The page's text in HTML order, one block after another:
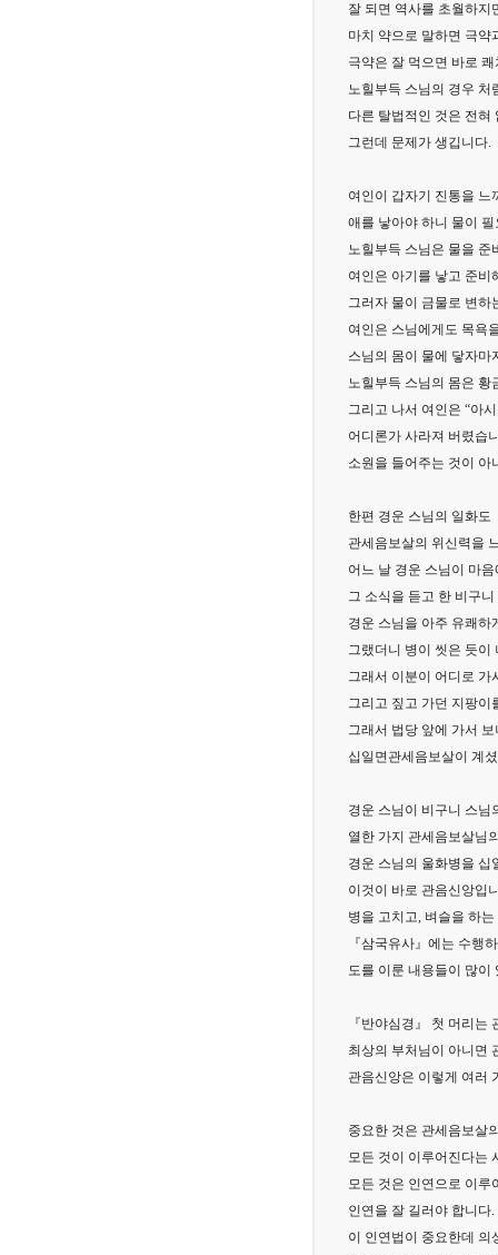
잘 되면 역사를 초월하지
마치 약으로 말하면 극약
극약은 잘 먹으면 바로
노힐부득 스님의 경우 처
다른 탈법적인 것은 전혀
그런데 문제가 생깁니다.
여인이 갑자기 진통을 느
애를 낳아야 하니 물이
노힐부득 스님은 물을 준
여인은 아기를 낳고 준비
그러자 물이 금물로 변하
여인은 스님에게도 목욕
스님의 몸이 물에 닿자마
노힐부득 스님의 몸은 황
그리고 나서 여인은 “아
어디론가 사라져 버렸습
소원을 들어주는 것이 아
한편 경운 스님의 일화도
관세음보살의 위신력을
어느 날 경운 스님이 마
그 소식을 듣고 한 비구
경운 스님을 아주 유쾌하
그랬더니 병이 씻은 듯이
그래서 이분이 어디로 가
그리고 짚고 가던 지팡이
그래서 법당 앞에 가서
십일면관세음보살이 계
경운 스님이 비구니 스님
열한 가지 관세음보살님
경운 스님의 울화병을 십
이것이 바로 관음신앙입
병을 고치고, 벼슬을 하
『삼국유사』에는 수행
도를 이룬 내용들이 많이
『반야심경』 첫 머리는
최상의 부처님이 아니면
관음신앙은 이렇게 여러
중요한 것은 관세음보살
모든 것이 이루어진다는
모든 것은 인연으로 이루
인연을 잘 길러야 합니다.
이 인연법이 중요한데 의